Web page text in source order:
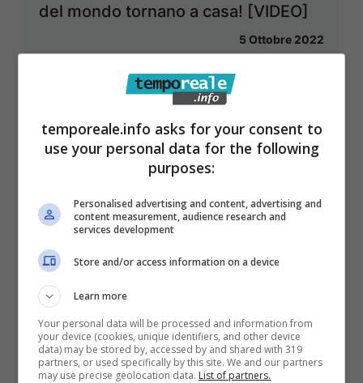
del mondo tornano a casa! [VIDEO]
5 Ottobre 2022
Formia / Nazionale Italiana di Basket
FISDIR vince i Mondiali, i complimenti
del sindaco Taddeo
temporeale.info asks for your consent to
use your personal data for the following
purposes:
Personalised advertising and content, advertising and
content measurement, audience research and
services development
Store and/or access information on a device
Learn more
Your personal data will be processed and information from
your device (cookies, unique identifiers, and other device
data) may be stored by, accessed by and shared with 319
partners, or used specifically by this site. We and our partners
may use precise geolocation data. List of partners.